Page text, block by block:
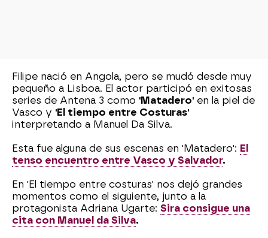
Filipe nació en Angola, pero se mudó desde muy
pequeño a Lisboa. El actor participó en exitosas
series de Antena 3 como 'Matadero' en la piel de
Vasco y 'El tiempo entre Costuras'
interpretando a Manuel Da Silva.
Esta fue alguna de sus escenas en 'Matadero': El
tenso encuentro entre Vasco y Salvador.
En 'El tiempo entre costuras' nos dejó grandes
momentos como el siguiente, junto a la
protagonista Adriana Ugarte: Sira consigue una
cita con Manuel da Silva.